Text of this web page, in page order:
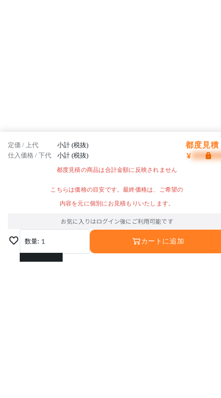
定価 / 上代 小計 (税抜) 都度見積
仕入価格 / 下代 小計 (税抜) ¥
都度見積の商品は合計金額に反映されません
こちらは価格の目安です。最終価格は、ご希望の
内容を元に個別にお見積もりいたします。
お気に入りはログイン後にご利用可能です
数量: 1
1
カートに追加